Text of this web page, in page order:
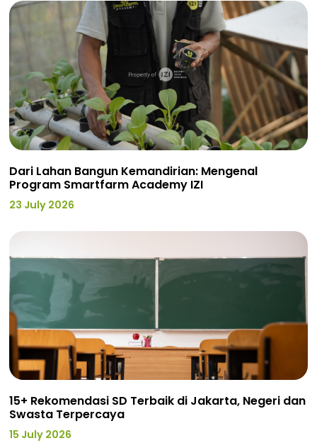
Dari Lahan Bangun Kemandirian: Mengenal
Program Smartfarm Academy IZI
23 July 2026
15+ Rekomendasi SD Terbaik di Jakarta, Negeri dan
Swasta Terpercaya
15 July 2026